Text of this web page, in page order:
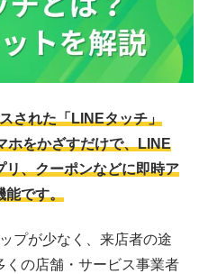
された「LINEタッチ」
ホをかざすだけで、LINE
、クーポンなどに即時ア
能です。
プが少なく、来店者の途
くの店舗・サービス事業者